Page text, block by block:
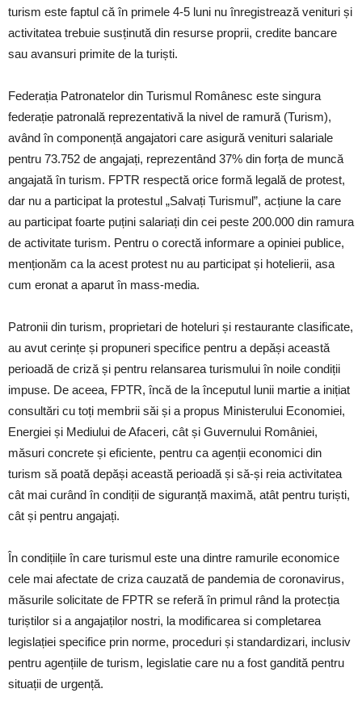
turism este faptul că în primele 4-5 luni nu înregistrează venituri și
activitatea trebuie susținută din resurse proprii, credite bancare
sau avansuri primite de la turiști.
Federația Patronatelor din Turismul Românesc este singura
federație patronală reprezentativă la nivel de ramură (Turism),
având în componență angajatori care asigură venituri salariale
pentru 73.752 de angajați, reprezentând 37% din forța de muncă
angajată în turism. FPTR respectă orice formă legală de protest,
dar nu a participat la protestul „Salvați Turismul”, acțiune la care
au participat foarte puțini salariați din cei peste 200.000 din ramura
de activitate turism. Pentru o corectă informare a opiniei publice,
menționăm ca la acest protest nu au participat și hotelierii, asa
cum eronat a aparut în mass-media.
Patronii din turism, proprietari de hoteluri și restaurante clasificate,
au avut cerințe și propuneri specifice pentru a depăși această
perioadă de criză și pentru relansarea turismului în noile condiții
impuse. De aceea, FPTR, încă de la începutul lunii martie a inițiat
consultări cu toți membrii săi și a propus Ministerului Economiei,
Energiei și Mediului de Afaceri, cât și Guvernului României,
măsuri concrete și eficiente, pentru ca agenții economici din
turism să poată depăși această perioadă și să-și reia activitatea
cât mai curând în condiții de siguranță maximă, atât pentru turiști,
cât și pentru angajați.
În condițiile în care turismul este una dintre ramurile economice
cele mai afectate de criza cauzată de pandemia de coronavirus,
măsurile solicitate de FPTR se referă în primul rând la protecția
turiștilor si a angajaților nostri, la modificarea si completarea
legislației specifice prin norme, proceduri și standardizari, inclusiv
pentru agențiile de turism, legislatie care nu a fost gandită pentru
situații de urgență.